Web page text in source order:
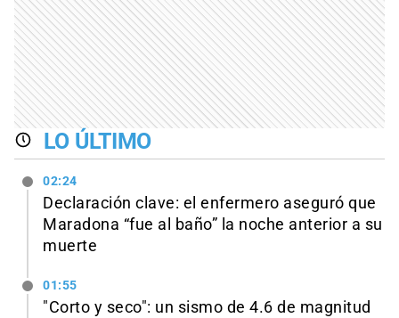
LO ÚLTIMO
02:24
Declaración clave: el enfermero aseguró que
Maradona “fue al baño” la noche anterior a su
muerte
01:55
"Corto y seco": un sismo de 4.6 de magnitud